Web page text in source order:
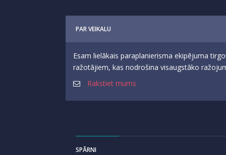
PAR VEIKALU
Esam lielākais paraplanierisma ekipējuma
ražotājiem, kas nodrošina visaugstāko
Rakstiet mums
SPĀRNI